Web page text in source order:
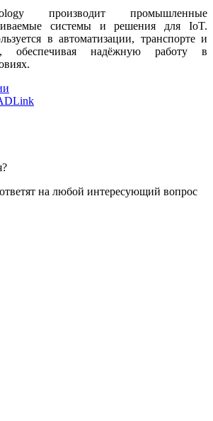
производит промышленные
системы и решения для IoT.
в автоматизации, транспорте и
обеспечивая надёжную работу в
на любой интересующий вопрос